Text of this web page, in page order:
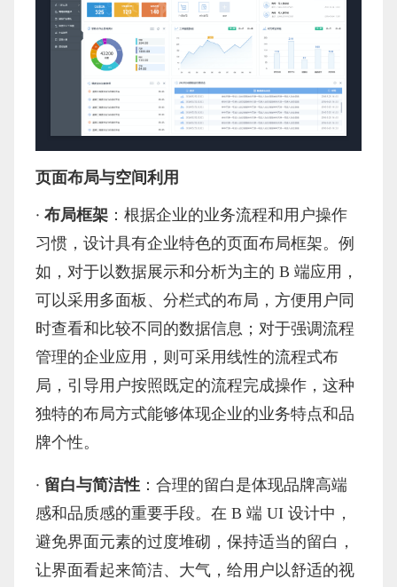
页面布局与空间利用
· 布局框架 ：根据企业的业务流程和用户操作
习惯，设计具有企业特色的页面布局框架。例
如，对于以数据展示和分析为主的 B 端应用，
可以采用多面板、分栏式的布局，方便用户同
时查看和比较不同的数据信息；对于强调流程
管理的企业应用，则可采用线性的流程式布
局，引导用户按照既定的流程完成操作，这种
独特的布局方式能够体现企业的业务特点和品
牌个性。
· 留白与简洁性 ：合理的留白是体现品牌高端
感和品质感的重要手段。在 B 端 UI 设计中，
避免界面元素的过度堆砌，保持适当的留白，
让界面看起来简洁、大气，给用户以舒适的视